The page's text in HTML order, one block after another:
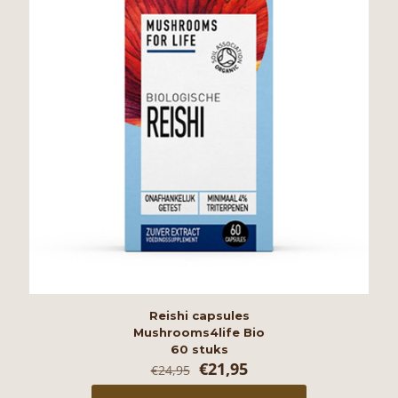
Reishi capsules
Mushrooms4life Bio
60 stuks
€24,95 Oorspronkelijke
prijs
€21,95Huidige
prijs